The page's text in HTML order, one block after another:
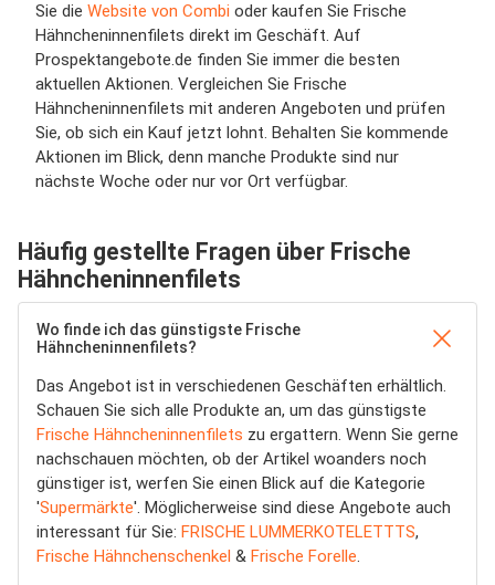
Sie die Website von Combi oder kaufen Sie Frische
Hähncheninnenfilets direkt im Geschäft. Auf
Prospektangebote.de finden Sie immer die besten
aktuellen Aktionen. Vergleichen Sie Frische
Hähncheninnenfilets mit anderen Angeboten und prüfen
Sie, ob sich ein Kauf jetzt lohnt. Behalten Sie kommende
Aktionen im Blick, denn manche Produkte sind nur
nächste Woche oder nur vor Ort verfügbar.
Häufig gestellte Fragen über Frische
Hähncheninnenfilets
Wo finde ich das günstigste Frische
Hähncheninnenfilets?
Das Angebot ist in verschiedenen Geschäften erhältlich.
Schauen Sie sich alle Produkte an, um das günstigste
Frische Hähncheninnenfilets zu ergattern. Wenn Sie gerne
nachschauen möchten, ob der Artikel woanders noch
günstiger ist, werfen Sie einen Blick auf die Kategorie
'Supermärkte'. Möglicherweise sind diese Angebote auch
interessant für Sie: FRISCHE LUMMERKOTELETTTS,
Frische Hähnchenschenkel & Frische Forelle.